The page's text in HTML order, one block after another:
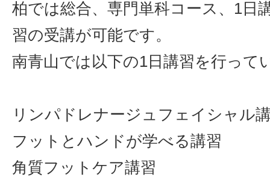
柏では総合、専門単科コース、1日
習の受講が可能です。
南青山では以下の1日講習を行って
リンパドレナージュフェイシャル
フットとハンドが学べる講習
角質フットケア講習